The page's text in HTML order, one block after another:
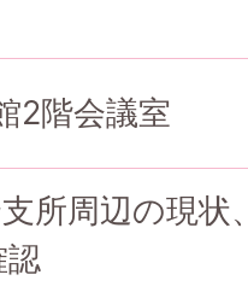
2階会議室
所周辺の現状
認